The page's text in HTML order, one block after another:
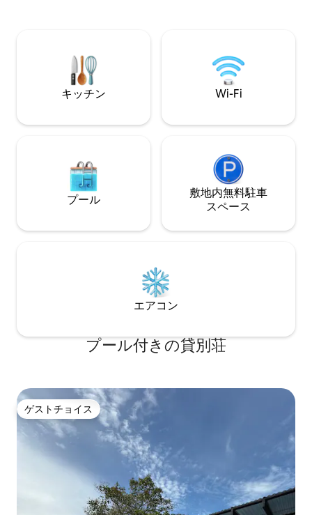
ビ、ゲート付き駐車場 🪑 ビーチチェア、
クーラーボックス、ビーチタオル
キッチン Wi-Fi
プール
敷地内無料駐⁠車
ス⁠ペ⁠ー⁠ス
エアコン
プール付きの貸別荘
ゲストチョイス
ゲストチョイス